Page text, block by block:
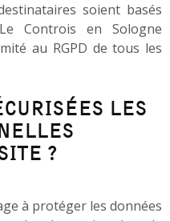
soient basés
Controis en Sologne
au RGPD de tous les
LES
?
à protéger les données